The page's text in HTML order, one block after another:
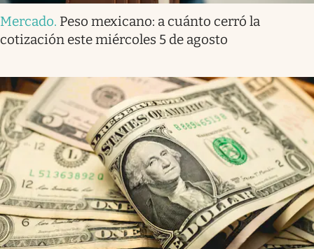
Mercado. Peso mexicano: a cuánto cerró la
cotización este miércoles 5 de agosto